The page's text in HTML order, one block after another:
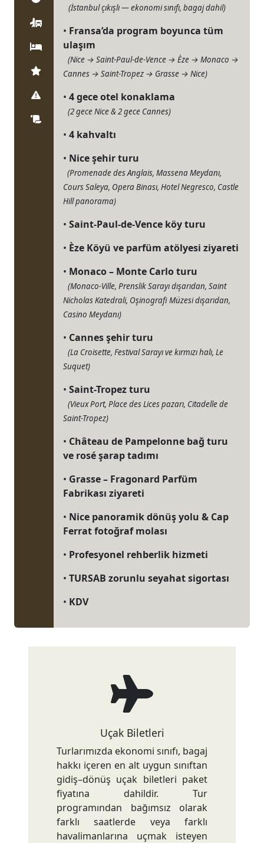
Ulaşım
Konaklama
Yanında Getir
Önemli Bilgiler
Paket Tur Sözleşmesi
(İstanbul çıkışlı — ekonomi sınıfı, bagaj dahil)
• Fransa’da program boyunca tüm
ulaşım
(Nice → Saint-Paul-de-Vence → Èze → Monaco →
Cannes → Saint-Tropez → Grasse → Nice)
• 4 gece otel konaklama
(2 gece Nice & 2 gece Cannes)
• 4 kahvaltı
• Nice şehir turu
(Promenade des Anglais, Massena Meydanı,
Cours Saleya, Opera Binası, Hotel Negresco, Castle
Hill panorama)
• Saint-Paul-de-Vence köy turu
• Èze Köyü ve parfüm atölyesi ziyareti
• Monaco – Monte Carlo turu
(Monaco-Ville, Prenslik Sarayı dışarıdan, Saint
Nicholas Katedrali, Oşinografi Müzesi dışarıdan,
Casino Meydanı)
• Cannes şehir turu
(La Croisette, Festival Sarayı ve kırmızı halı, Le
Suquet)
• Saint-Tropez turu
(Vieux Port, Place des Lices pazarı, Citadelle de
Saint-Tropez)
• Château de Pampelonne bağ turu
ve rosé şarap tadımı
• Grasse – Fragonard Parfüm
Fabrikası ziyareti
• Nice panoramik dönüş yolu & Cap
Ferrat fotoğraf molası
• Profesyonel rehberlik hizmeti
• TURSAB zorunlu seyahat sigortası
• KDV
Uçak Biletleri
Turlarımızda ekonomi sınıfı, bagaj
hakkı içeren en alt uygun sınıftan
gidiş–dönüş uçak biletleri paket
fiyatına dahildir. Tur
programından bağımsız olarak
farklı saatlerde veya farklı
havalimanlarına uçmak isteyen